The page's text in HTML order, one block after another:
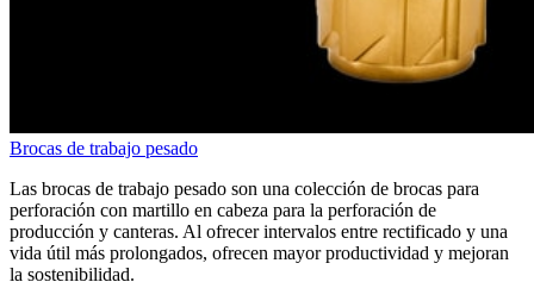
Brocas de trabajo pesado
Las brocas de trabajo pesado son una colección de brocas para
perforación con martillo en cabeza para la perforación de
producción y canteras. Al ofrecer intervalos entre rectificado y una
vida útil más prolongados, ofrecen mayor productividad y mejoran
la sostenibilidad.